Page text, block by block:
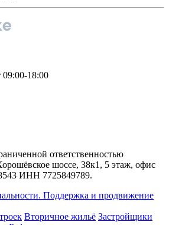
18:00
ответственностью
шоссе, 38к1, 5 этаж, офис
ИНН 7725849789.
Поддержка и продвижение
Вторичное жильё Застройщики